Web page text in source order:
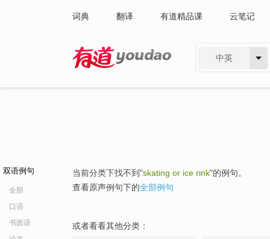
词典 翻译 有道精品课 云笔记
中英
双语例句
全部
口语
书面语
当前分类下找不到"skating or ice rink"的例句。
查看原声例句下的全部例句
或者看看其他分类：